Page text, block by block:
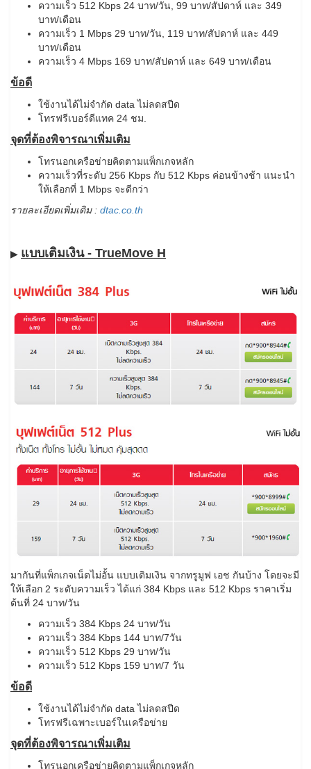
ความเร็ว 512 Kbps 24 บาท/วัน, 99 บาท/สัปดาห์ และ 349
บาท/เดือน
ความเร็ว 1 Mbps 29 บาท/วัน, 119 บาท/สัปดาห์ และ 449
บาท/เดือน
ความเร็ว 4 Mbps 169 บาท/สัปดาห์ และ 649 บาท/เดือน
ข้อดี
ใช้งานได้ไม่จำกัด data ไม่ลดสปีด
โทรฟรีเบอร์ดีแทค 24 ชม.
จุดที่ต้องพิจารณาเพิ่มเติม
โทรนอกเครือข่ายคิดตามแพ็กเกจหลัก
ความเร็วที่ระดับ 256 Kbps กับ 512 Kbps ค่อนข้างช้า แนะนำ
ให้เลือกที่ 1 Mbps จะดีกว่า
รายละเอียดเพิ่มเติม : dtac.co.th
▶​ แบบเติมเงิน - TrueMove H
มากันที่แพ็กเกจเน็ตไม่อั้น แบบเติมเงิน จากทรูมูฟ เอช กันบ้าง โดยจะมี
ให้เลือก 2 ระดับความเร็ว ได้แก่ 384 Kbps และ 512 Kbps ราคาเริ่ม
ต้นที่ 24 บาท/วัน
ความเร็ว 384 Kbps 24 บาท/วัน
ความเร็ว 384 Kbps 144 บาท/7วัน
ความเร็ว 512 Kbps 29 บาท/วัน
ความเร็ว 512 Kbps 159 บาท/7 วัน
ข้อดี
ใช้งานได้ไม่จำกัด data ไม่ลดสปีด
โทรฟรีเฉพาะเบอร์ในเครือข่าย
จุดที่ต้องพิจารณาเพิ่มเติม
โทรนอกเครือข่ายคิดตามแพ็กเกจหลัก